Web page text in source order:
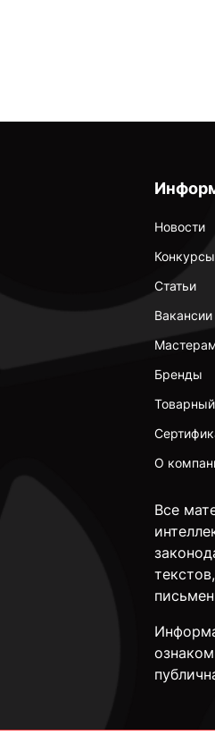
Новости
Конкурсы
Статьи
Вакансии
Бренды
О
Все